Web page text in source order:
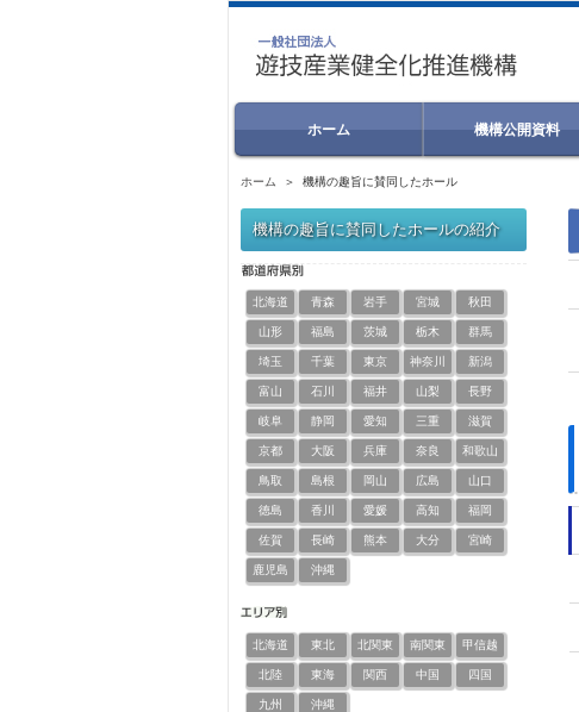
ホーム 機構公開資料
ホーム ＞ 機構の趣旨に賛同したホール
機構の趣旨に賛同したホールの紹介
北海道 青森 岩手 宮城 秋田
山形 福島 茨城 栃木 群馬
埼玉 千葉 東京 神奈川 新潟
富山 石川 福井 山梨 長野
岐阜 静岡 愛知 三重 滋賀
京都 大阪 兵庫 奈良 和歌山
鳥取 島根 岡山 広島 山口
徳島 香川 愛媛 高知 福岡
佐賀 長崎 熊本 大分 宮崎
鹿児島 沖縄
北海道 東北 北関東 南関東 甲信越
北陸 東海 関西 中国 四国
九州 沖縄